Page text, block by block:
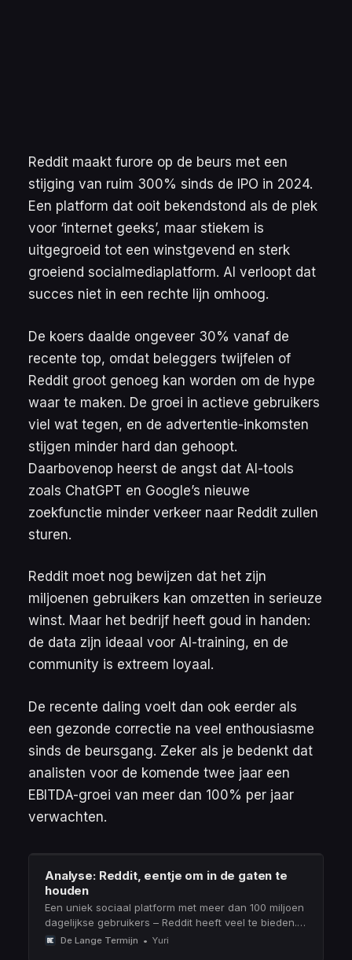
Reddit maakt furore op de beurs met een
stijging van ruim 300% sinds de IPO in 2024.
Een platform dat ooit bekendstond als de plek
voor ‘internet geeks’, maar stiekem is
uitgegroeid tot een winstgevend en sterk
groeiend socialmediaplatform. Al verloopt dat
succes niet in een rechte lijn omhoog.
De koers daalde ongeveer 30% vanaf de
recente top, omdat beleggers twijfelen of
Reddit groot genoeg kan worden om de hype
waar te maken. De groei in actieve gebruikers
viel wat tegen, en de advertentie-inkomsten
stijgen minder hard dan gehoopt.
Daarbovenop heerst de angst dat AI-tools
zoals ChatGPT en Google’s nieuwe
zoekfunctie minder verkeer naar Reddit zullen
sturen.
Reddit moet nog bewijzen dat het zijn
miljoenen gebruikers kan omzetten in serieuze
winst. Maar het bedrijf heeft goud in handen:
de data zijn ideaal voor AI-training, en de
community is extreem loyaal.
De recente daling voelt dan ook eerder als
een gezonde correctie na veel enthousiasme
sinds de beursgang. Zeker als je bedenkt dat
analisten voor de komende twee jaar een
EBITDA-groei van meer dan 100% per jaar
verwachten.
Analyse: Reddit, eentje om in de gaten te
houden
Een uniek sociaal platform met meer dan 100 miljoen
dagelijkse gebruikers – Reddit heeft veel te bieden.
Ook voor beleggers die zichzelf de tijd gunnen.
De Lange Termijn Yuri